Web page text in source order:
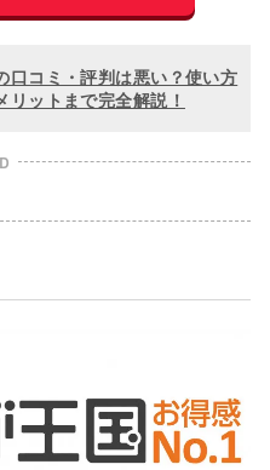
口コミ・評判は悪い？使い方
リットまで完全解説！